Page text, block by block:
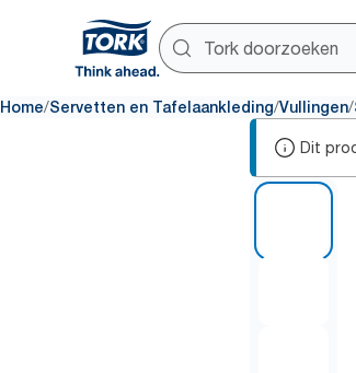
Home/Servetten en Tafelaankleding/Vullingen/
Dit